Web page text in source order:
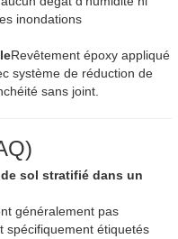
inondations
Revêtement époxy appliqué
système de réduction de
sans joint.
sol stratifié dans un
généralement pas
spécifiquement étiquetés